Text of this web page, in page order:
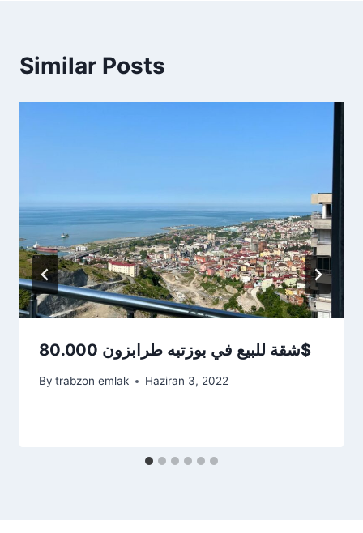
Similar Posts
شقة للبيع في بوزتبه طرابزون 80.000$
By trabzon emlak Haziran 3, 2022